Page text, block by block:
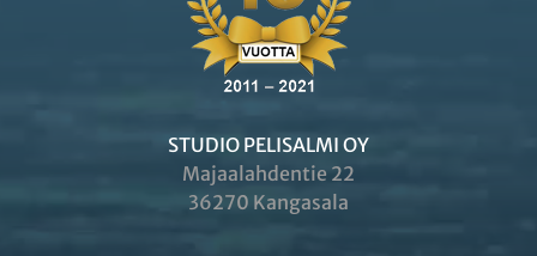
STUDIO PELISALMI OY
Majaalahdentie 22
36270 Kangasala